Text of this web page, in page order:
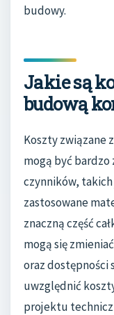
budowy.
Jakie są
budową
Koszty związane
mogą być bardzo
czynników,
zastosowane
znaczną część
mogą się
oraz dostępności
uwzględnić
projektu